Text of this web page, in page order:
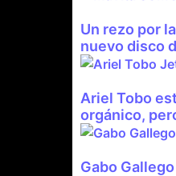
Un rezo por
nuevo disco
Ariel Tobo
orgánico,
Gabo